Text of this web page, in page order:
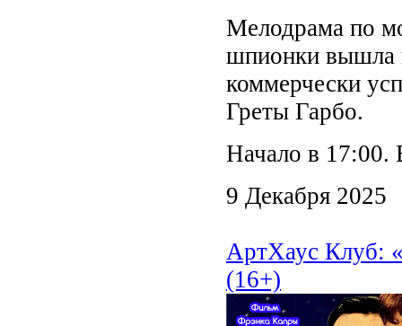
Мелодрама по
шпионки вышла
коммерчески
Греты Гарбо.
Начало в 17:00.
9 Декабря 2025
АртХаус Клуб:
(16+)